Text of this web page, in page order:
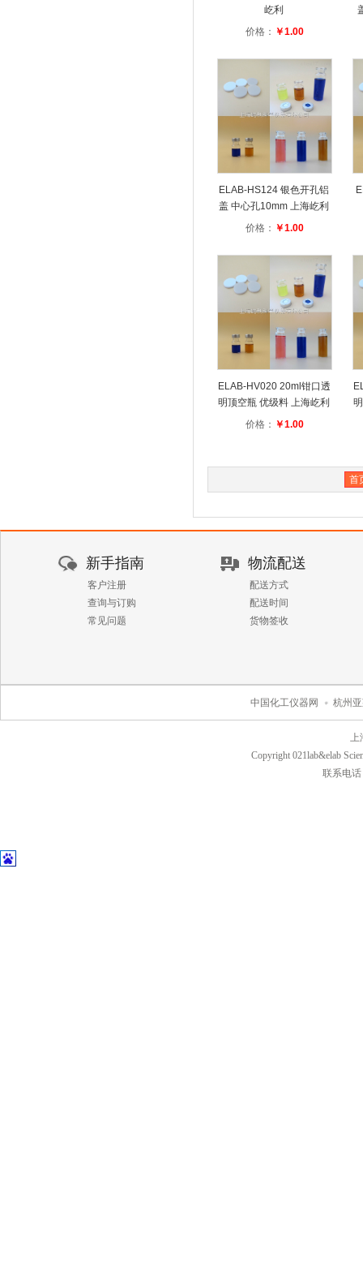
屹利
价格： ￥1.00
ELAB-HS124 银色开孔铝
盖 中心孔10mm 上海屹利
价格： ￥1.00
ELAB-HV020 20ml钳口透
明顶空瓶 优级料 上海屹利
价格： ￥1.00
首
新手指南
客户注册
查询与订购
常见问题
物流配送
配送方式
配送时间
货物签收
中国化工仪器网 杭州
上
Copyright 021lab&elab
联系电话